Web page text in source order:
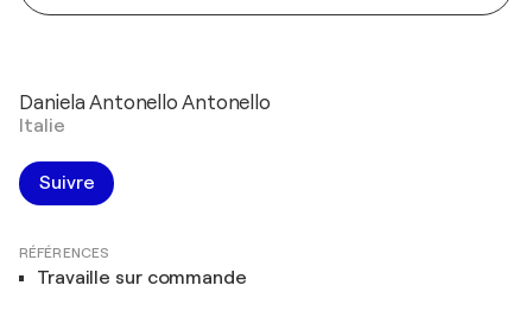
Daniela Antonello Antonello
Italie
Suivre
RÉFÉRENCES
Travaille sur commande